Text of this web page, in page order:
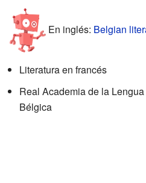
En inglés: Belgian
Literatura en francés
Real Academia de la
Bélgica